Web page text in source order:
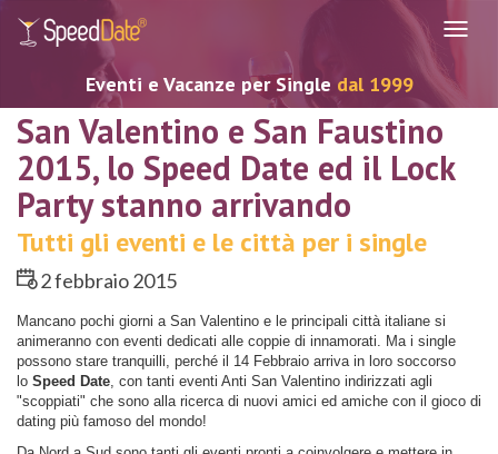
Eventi e Vacanze per Single dal 1999
San Valentino e San Faustino
2015, lo Speed Date ed il Lock
Party stanno arrivando
Tutti gli eventi e le città per i single
2 febbraio 2015
Mancano pochi giorni a San Valentino e le principali città italiane si
animeranno con eventi dedicati alle coppie di innamorati. Ma i single
possono stare tranquilli, perché il 14 Febbraio arriva in loro soccorso
lo Speed Date, con tanti eventi Anti San Valentino indirizzati agli
"scoppiati" che sono alla ricerca di nuovi amici ed amiche con il gioco di
dating più famoso del mondo!